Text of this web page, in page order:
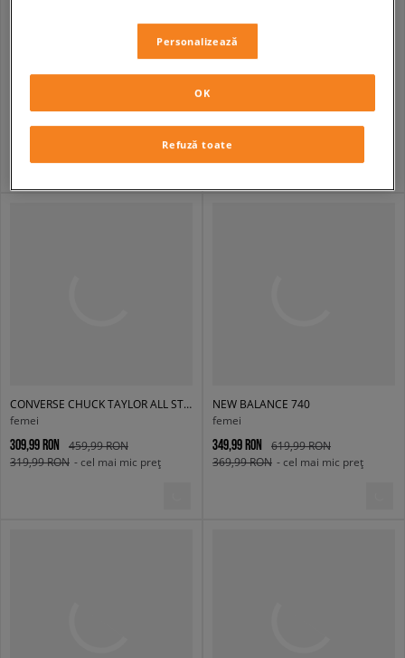
bărbați
419,99 RON 879,99 RON
CONVERSE CHUCK TAYLOR ALL STAR LIFT
femei
309,99 RON
459,99 RON
319,99 RON - cel mai mic preț
NEW BALANCE 740
femei
349,99 RON
619,99 RON
369,99 RON - cel mai mic preț
Personalizează
Refuză toate
OK